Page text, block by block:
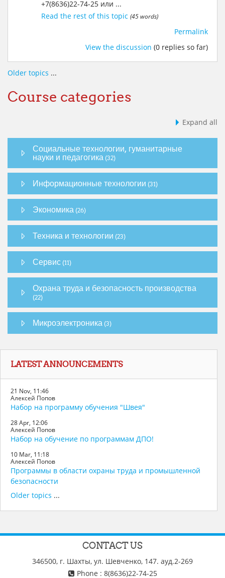
+7(8636)22-74-25 или ...
Read the rest of this topic (45 words)
Permalink
View the discussion (0 replies so far)
Older topics ...
Course categories
Expand all
Социальные технологии, гуманитарные
науки и педагогика (32)
Информационные технологии (31)
Экономика (26)
Техника и технологии (23)
Сервис (11)
Охрана труда и безопасность производства
(22)
Микроэлектроника (3)
LatestLATEST ANNOUNCEMENTS
21 Nov, 11:46
Алексей Попов
Набор на программу обучения "Швея"
28 Apr, 12:06
Алексей Попов
Набор на обучение по программам ДПО!
10 Mar, 11:18
Алексей Попов
Программы в области охраны труда и промышленной
безопасности
Older topics ...
CONTACT US
346500, г. Шахты, ул. Шевченко, 147. ауд.2-269
Phone : 8(8636)22-74-25